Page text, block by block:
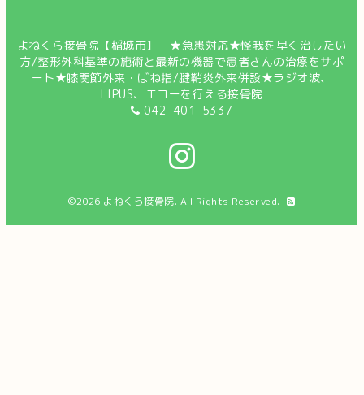
よねくら接骨院【稲城市】 ★急患対応★怪我を早く治したい
方/整形外科基準の施術と最新の機器で患者さんの治療をサポ
ート★膝関節外来・ばね指/腱鞘炎外来併設★ラジオ波、
LIPUS、エコーを行える接骨院
042-401-5337
©2026 よねくら接骨院. All Rights Reserved.